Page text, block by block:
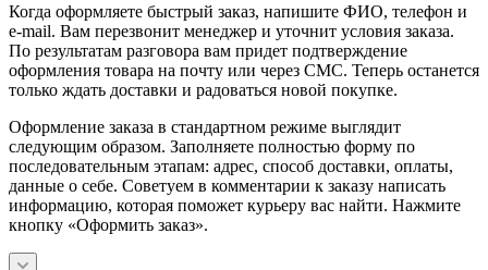
Когда оформляете быстрый заказ, напишите ФИО, телефон и
e-mail. Вам перезвонит менеджер и уточнит условия заказа.
По результатам разговора вам придет подтверждение
оформления товара на почту или через СМС. Теперь останется
только ждать доставки и радоваться новой покупке.
Оформление заказа в стандартном режиме выглядит
следующим образом. Заполняете полностью форму по
последовательным этапам: адрес, способ доставки, оплаты,
данные о себе. Советуем в комментарии к заказу написать
информацию, которая поможет курьеру вас найти. Нажмите
кнопку «Оформить заказ».